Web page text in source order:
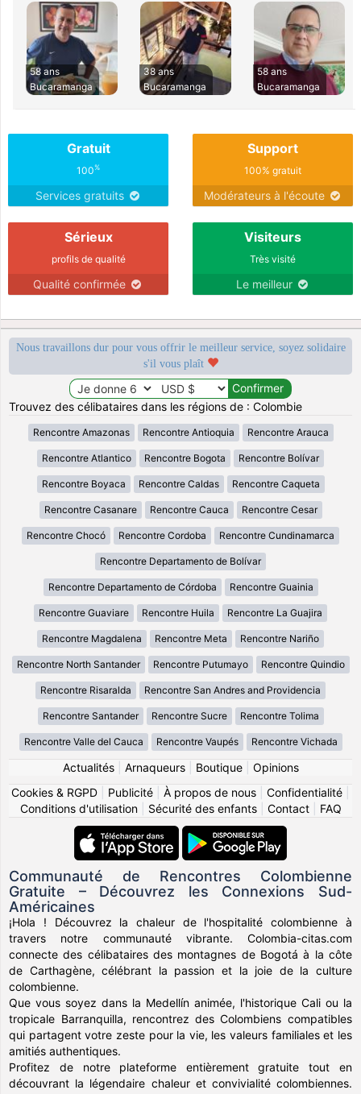
58 ans
Bucaramanga
38 ans
Bucaramanga
58 ans
Bucaramanga
Gratuit
100%
Services gratuits
Support
100% gratuit
Modérateurs à l'écoute
Sérieux
profils de qualité
Qualité confirmée
Visiteurs
Très visité
Le meilleur
Nous travaillons dur pour vous offrir le meilleur service, soyez solidaire
s'il vous plaît
Trouvez des célibataires dans les régions de : Colombie
Rencontre Amazonas Rencontre Antioquia Rencontre Arauca
Rencontre Atlantico Rencontre Bogota Rencontre Bolívar
Rencontre Boyaca Rencontre Caldas Rencontre Caqueta
Rencontre Casanare Rencontre Cauca Rencontre Cesar
Rencontre Chocó Rencontre Cordoba Rencontre Cundinamarca
Rencontre Departamento de Bolívar
Rencontre Departamento de Córdoba Rencontre Guainia
Rencontre Guaviare Rencontre Huila Rencontre La Guajira
Rencontre Magdalena Rencontre Meta Rencontre Nariño
Rencontre North Santander Rencontre Putumayo Rencontre Quindio
Rencontre Risaralda Rencontre San Andres and Providencia
Rencontre Santander Rencontre Sucre Rencontre Tolima
Rencontre Valle del Cauca Rencontre Vaupés Rencontre Vichada
Actualités| Arnaqueurs| Boutique| Opinions
Cookies & RGPD
Publicité À propos de nous Confidentialité
Conditions d'utilisation| Sécurité des enfants| Contact| FAQ
Communauté de Rencontres Colombienne
Gratuite – Découvrez les Connexions Sud-
Américaines
¡Hola ! Découvrez la chaleur de l'hospitalité colombienne à
travers notre communauté vibrante. Colombia-citas.com
connecte des célibataires des montagnes de Bogotá à la côte
de Carthagène, célébrant la passion et la joie de la culture
colombienne.
Que vous soyez dans la Medellín animée, l'historique Cali ou la
tropicale Barranquilla, rencontrez des Colombiens compatibles
qui partagent votre zeste pour la vie, les valeurs familiales et les
amitiés authentiques.
Profitez de notre plateforme entièrement gratuite tout en
découvrant la légendaire chaleur et convivialité colombiennes.